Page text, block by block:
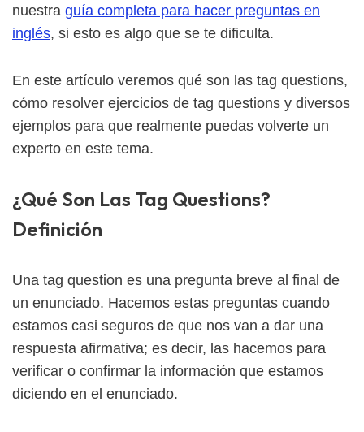
nuestra guía completa para hacer preguntas en
inglés, si esto es algo que se te dificulta.
En este artículo veremos qué son las tag questions,
cómo resolver ejercicios de tag questions y diversos
ejemplos para que realmente puedas volverte un
experto en este tema.
¿Qué Son Las Tag Questions?
Definición
Una tag question es una pregunta breve al final de
un enunciado. Hacemos estas preguntas cuando
estamos casi seguros de que nos van a dar una
respuesta afirmativa; es decir, las hacemos para
verificar o confirmar la información que estamos
diciendo en el enunciado.